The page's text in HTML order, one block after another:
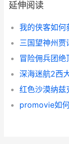
延伸阅读